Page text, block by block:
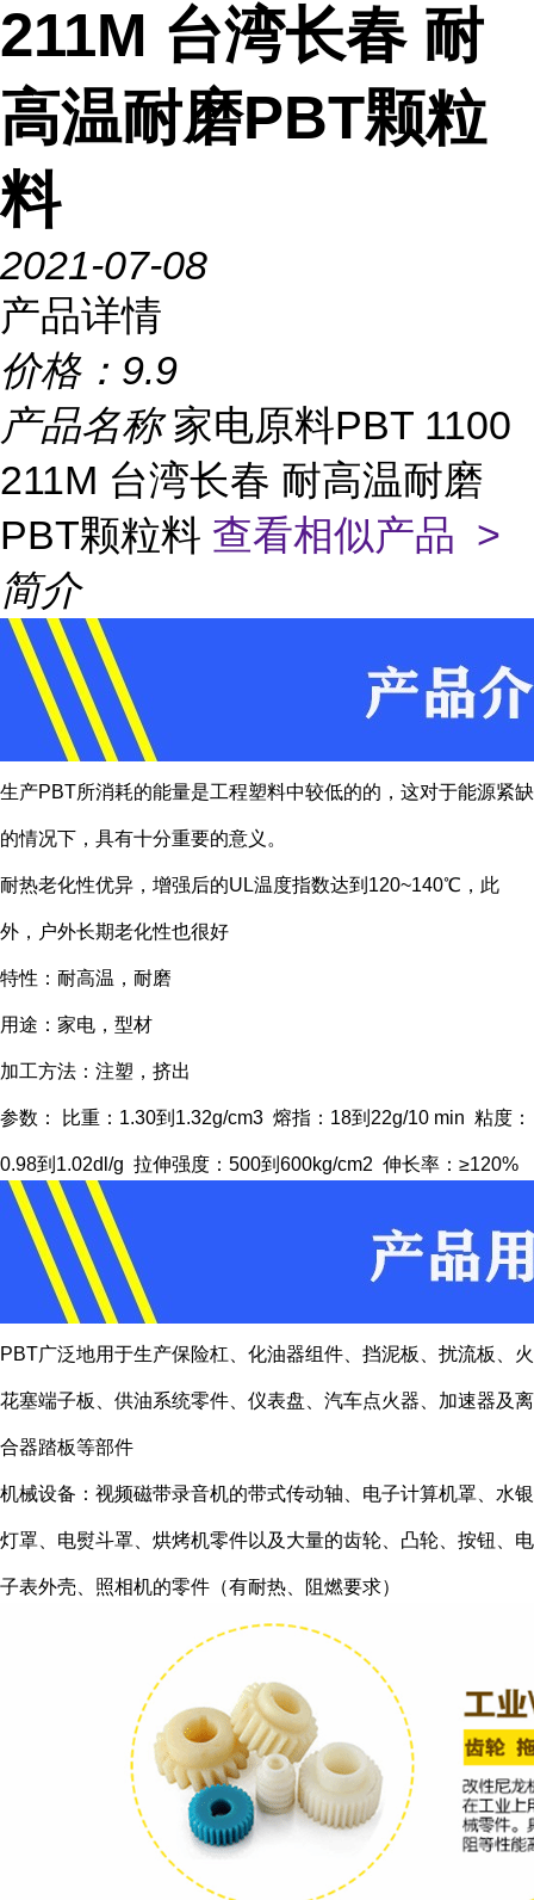
211M 台湾长春 耐
高温耐磨PBT颗粒
料
2021-07-08
产品详情
价格： 9.9
产品名称家电原料PBT 1100
211M 台湾长春 耐高温耐磨
PBT颗粒料 查看相似产品 >
简介
生产PBT所消耗的能量是工程塑料中较低的的，这对于能源紧缺
的情况下，具有十分重要的意义。
耐热老化性优异，增强后的UL温度指数达到120~140℃，此
外，户外长期老化性也很好
特性：耐高温，耐磨
用途：家电，型材
加工方法：注塑，挤出
参数： 比重：1.30到1.32g/cm3 熔指：18到22g/10 min 粘度：
0.98到1.02dl/g 拉伸强度：500到600kg/cm2 伸长率：≥120%
PBT广泛地用于生产保险杠、化油器组件、挡泥板、扰流板、火
花塞端子板、供油系统零件、仪表盘、汽车点火器、加速器及离
合器踏板等部件
机械设备：视频磁带录音机的带式传动轴、电子计算机罩、水银
灯罩、电熨斗罩、烘烤机零件以及大量的齿轮、凸轮、按钮、电
子表外壳、照相机的零件（有耐热、阻燃要求）